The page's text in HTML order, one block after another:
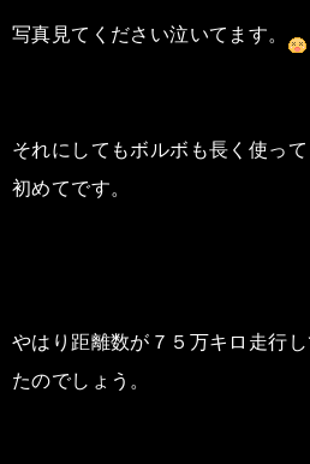
写真見てください泣いてます。
それにしてもボルボも長く使っ
初めてです。
やはり距離数が７５万キロ走行
たのでしょう。